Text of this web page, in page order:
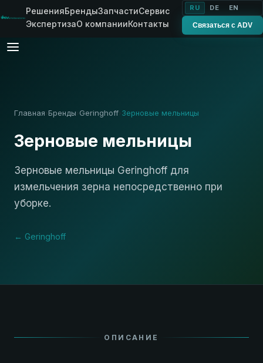
РешенияБрендыЗапчастиСервис
ЭкспертизаО компанииКонтакты
RU DE EN
Связаться с ADV
Главная› Бренды Geringhoff Зерновые мельницы
Зерновые мельницы
Зерновые мельницы Geringhoff для
измельчения зерна непосредственно при
уборке.
← Geringhoff
ОПИСАНИЕ